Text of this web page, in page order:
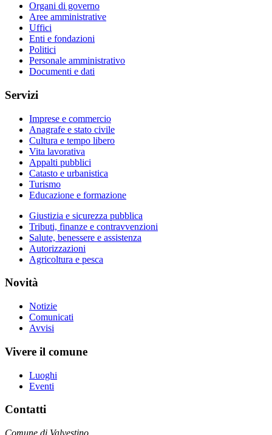
Organi di governo
Aree amministrative
Uffici
Enti e fondazioni
Politici
Personale amministrativo
Documenti e dati
Servizi
Imprese e commercio
Anagrafe e stato civile
Cultura e tempo libero
Vita lavorativa
Appalti pubblici
Catasto e urbanistica
Turismo
Educazione e formazione
Giustizia e sicurezza pubblica
Tributi, finanze e contravvenzioni
Salute, benessere e assistenza
Autorizzazioni
Agricoltura e pesca
Novità
Notizie
Comunicati
Avvisi
Vivere il comune
Luoghi
Eventi
Contatti
Comune di Valvestino